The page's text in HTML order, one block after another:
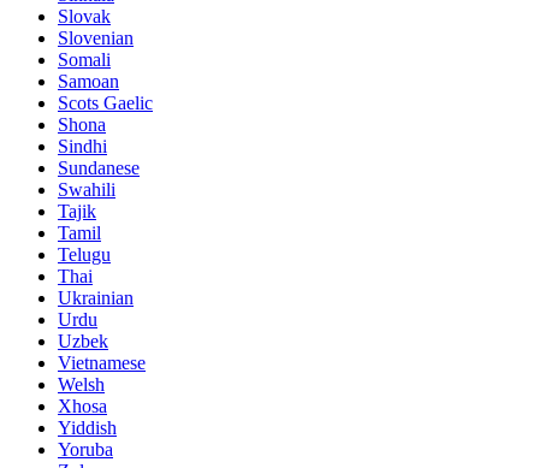
Slovak
Slovenian
Somali
Samoan
Scots Gaelic
Shona
Sindhi
Sundanese
Swahili
Tajik
Tamil
Telugu
Thai
Ukrainian
Urdu
Uzbek
Vietnamese
Welsh
Xhosa
Yiddish
Yoruba